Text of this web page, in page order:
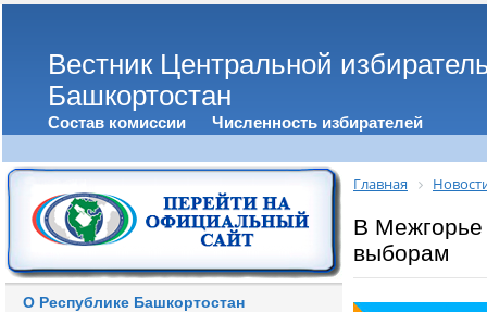
Вестник Центральной
Башкортостан
Состав комиссии Численность избирателей
О Республике Башкортостан
Главная
В Межгорье
выборам